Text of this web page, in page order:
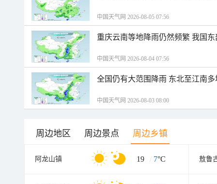
中国天气网 2026-08-05 07:56
重庆云南等地降雨仍然频繁 我国
中国天气网 2026-08-04 07:56
全国仍有大范围降雨 东北至江南
中国天气网 2026-08-03 08:00
周边地区 周边景点 周边乡镇
阿龙山镇 19 / 7°C 敖鲁